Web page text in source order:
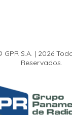
S.A. | 2026
Reservados.